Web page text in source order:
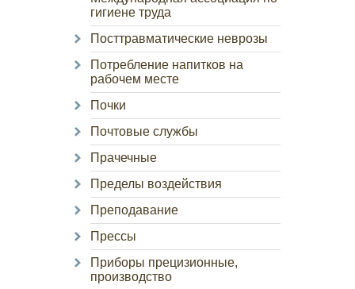
гигиене труда
Посттравматические неврозы
Потребление напитков на
рабочем месте
Почки
Почтовые службы
Прачечные
Пределы воздействия
Преподавание
Прессы
Приборы прецизионные,
производство